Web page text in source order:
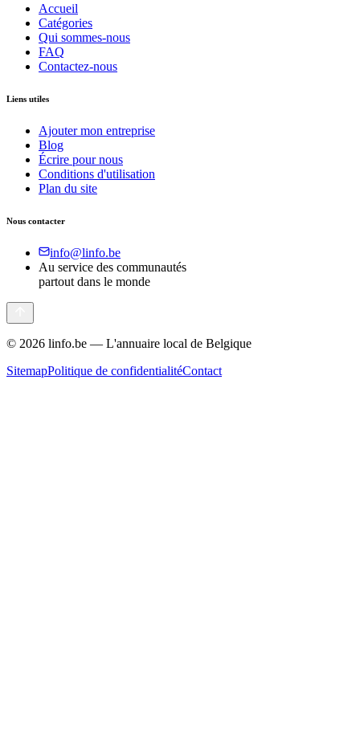
Accueil
Catégories
Qui sommes-nous
FAQ
Contactez-nous
Liens utiles
Ajouter mon entreprise
Blog
Écrire pour nous
Conditions d'utilisation
Plan du site
Nous contacter
info@linfo.be
Au service des communautés
partout dans le monde
© 2026 linfo.be — L'annuaire local de Belgique
SitemapPolitique de confidentialitéContact